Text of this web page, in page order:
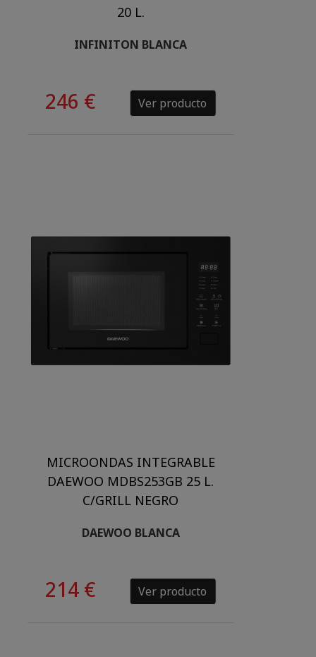
20 L.
INFINITON BLANCA
246 € Ver producto
MICROONDAS INTEGRABLE
DAEWOO MDBS253GB 25 L.
C/GRILL NEGRO
DAEWOO BLANCA
214 € Ver producto